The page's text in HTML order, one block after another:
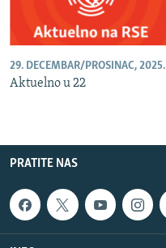
29. DECEMBAR/PROSINAC, 2025.
Aktuelno u 22
PRATITE NAS